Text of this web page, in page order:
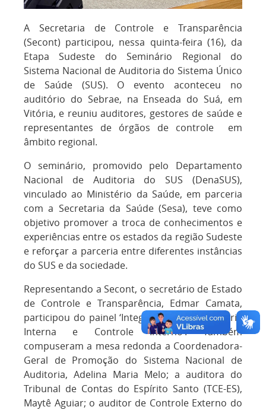
A Secretaria de Controle e Transparência
(Secont) participou, nessa quinta-feira (16), da
Etapa Sudeste do Seminário Regional do
Sistema Nacional de Auditoria do Sistema Único
de Saúde (SUS). O evento aconteceu no
auditório do Sebrae, na Enseada do Suá, em
Vitória, e reuniu auditores, gestores de saúde e
representantes de órgãos de controle em
âmbito regional.
O seminário, promovido pelo Departamento
Nacional de Auditoria do SUS (DenaSUS),
vinculado ao Ministério da Saúde, em parceria
com a Secretaria da Saúde (Sesa), teve como
objetivo promover a troca de conhecimentos e
experiências entre os estados da região Sudeste
e reforçar a parceria entre diferentes instâncias
do SUS e da sociedade.
Representando a Secont, o secretário de Estado
de Controle e Transparência, Edmar Camata,
participou do painel ‘Integração entre Auditoria
Interna e Controle Interno’. Também
compuseram a mesa redonda a Coordenadora-
Geral de Promoção do Sistema Nacional de
Auditoria, Adelina Maria Melo; a auditora do
Tribunal de Contas do Espírito Santo (TCE-ES),
Maytê Aguiar; o auditor de Controle Externo do